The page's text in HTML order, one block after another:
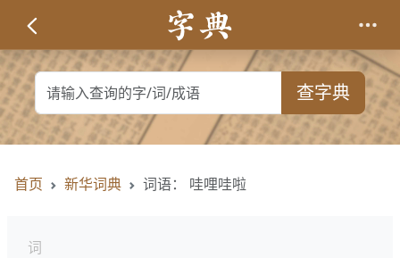
查字典
首页 新华词典 词语： 哇哩哇啦
词